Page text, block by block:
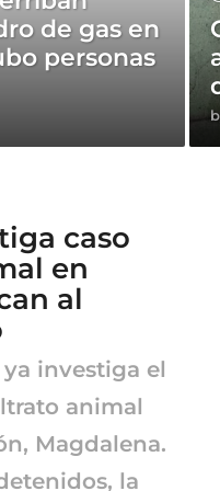
de gas en
personas
caso
en
al
investiga el
animal
Magdalena.
la